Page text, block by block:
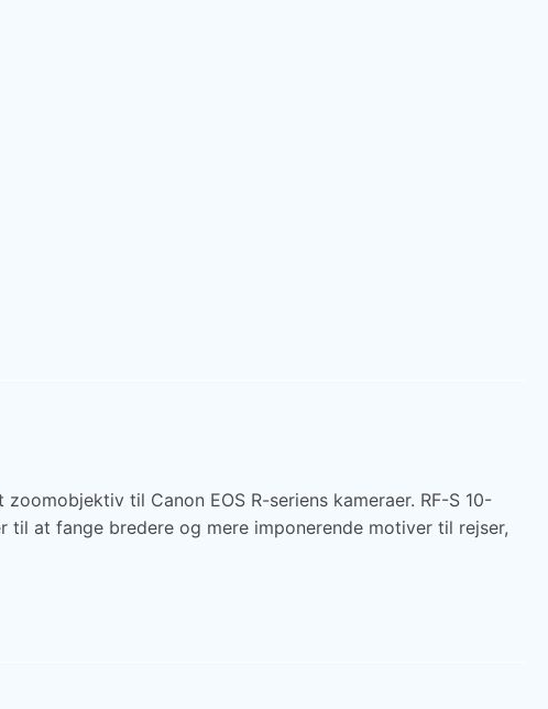
til Canon EOS R-seriens kameraer. RF-S 10-
til at fange bredere og mere imponerende motiver til rejser,